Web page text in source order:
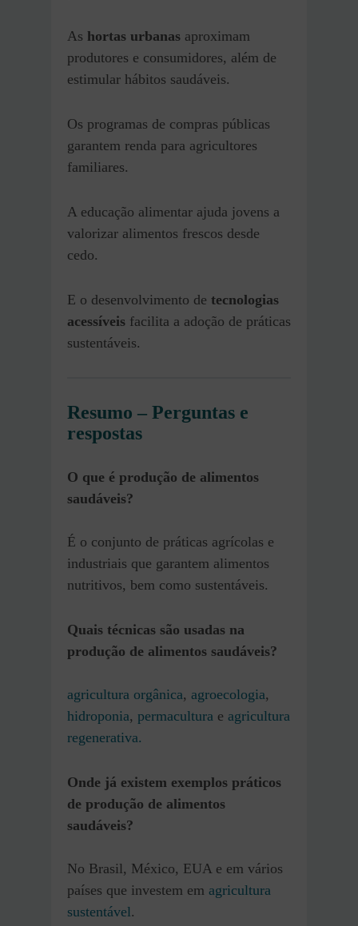
As hortas urbanas aproximam
produtores e consumidores, além de
estimular hábitos saudáveis.
Os programas de compras públicas
garantem renda para agricultores
familiares.
A educação alimentar ajuda jovens a
valorizar alimentos frescos desde
cedo.
E o desenvolvimento de tecnologias
acessíveis facilita a adoção de práticas
sustentáveis.
Resumo – Perguntas e
respostas
O que é produção de alimentos
saudáveis?
É o conjunto de práticas agrícolas e
industriais que garantem alimentos
nutritivos, bem como sustentáveis.
Quais técnicas são usadas na
produção de alimentos saudáveis?
agricultura orgânica, agroecologia,
hidroponia, permacultura e agricultura
regenerativa.
Onde já existem exemplos práticos
de produção de alimentos
saudáveis?
No Brasil, México, EUA e em vários
países que investem em agricultura
sustentável.